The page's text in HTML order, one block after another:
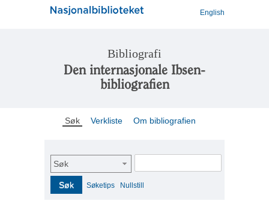
English
Bibliografi
Den internasjonale Ibsen-
bibliografien
Søk Verkliste Om bibliografien
Søk
Søk Søketips Nullstill